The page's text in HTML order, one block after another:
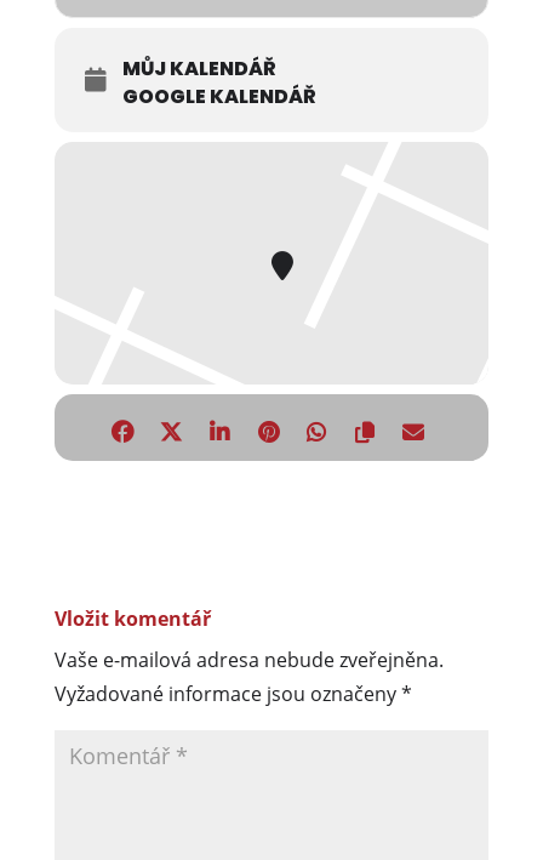
MŮJ KALENDÁŘ
GOOGLE KALENDÁŘ
Vložit komentář
Vaše e-mailová adresa nebude zveřejněna.
Vyžadované informace jsou označeny*